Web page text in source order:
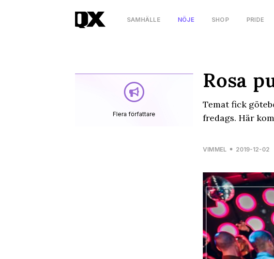
SAMHÄLLE NÖJE SHOP PRIDE
Flera författare
Rosa
Temat fick
fredags. Här
VIMMEL 2019-12-02